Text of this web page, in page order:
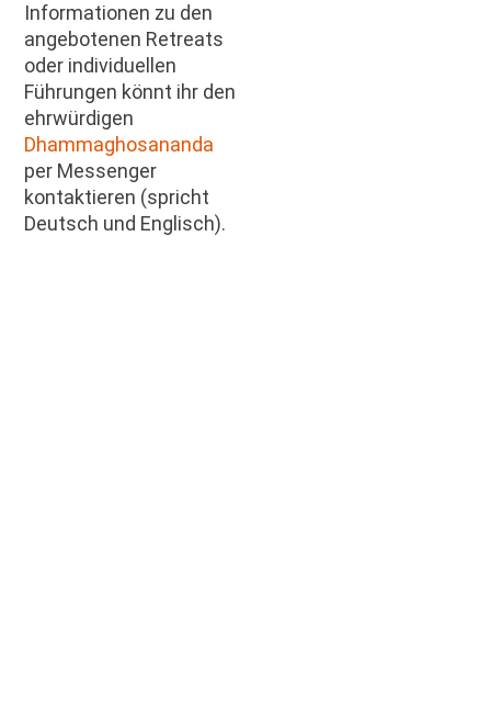
Informationen zu den
angebotenen Retreats
oder individuellen
Führungen könnt ihr den
ehrwürdigen
Dhammaghosananda
per Messenger
kontaktieren (spricht
Deutsch und Englisch).